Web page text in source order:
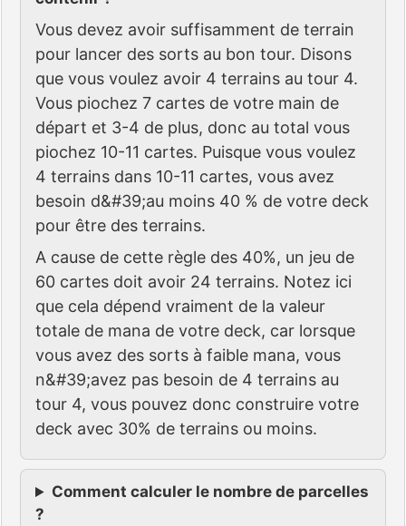
Vous devez avoir suffisamment de terrain
pour lancer des sorts au bon tour. Disons
que vous voulez avoir 4 terrains au tour 4.
Vous piochez 7 cartes de votre main de
départ et 3-4 de plus, donc au total vous
piochez 10-11 cartes. Puisque vous voulez
4 terrains dans 10-11 cartes, vous avez
besoin d&#39;au moins 40 % de votre deck
pour être des terrains.
A cause de cette règle des 40%, un jeu de
60 cartes doit avoir 24 terrains. Notez ici
que cela dépend vraiment de la valeur
totale de mana de votre deck, car lorsque
vous avez des sorts à faible mana, vous
n&#39;avez pas besoin de 4 terrains au
tour 4, vous pouvez donc construire votre
deck avec 30% de terrains ou moins.
Comment calculer le nombre de parcelles
?